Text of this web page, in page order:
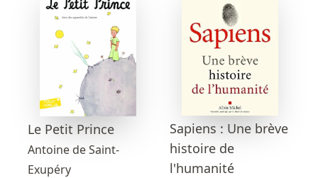
Le Petit Prince
Antoine de Saint-
Exupéry
Sapiens : Une brève
histoire de
l'humanité